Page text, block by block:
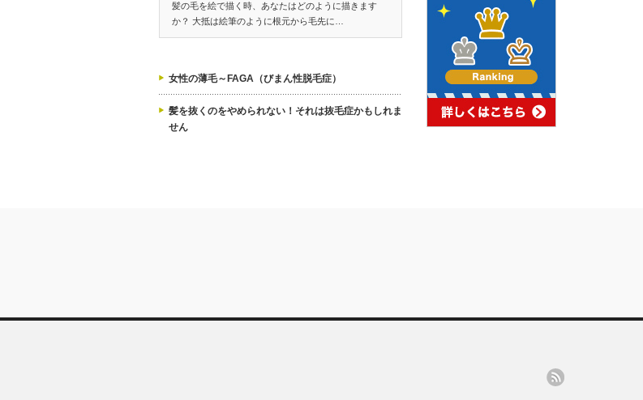
髪の毛を絵で描く時、あなたはどのように描きます
か？ 大抵は絵筆のように根元から毛先に…
女性の薄毛～FAGA（びまん性脱毛症）
髪を抜くのをやめられない！それは抜毛症かもしれま
せん